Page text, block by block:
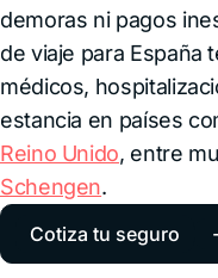
demoras ni pagos
de viaje para España
médicos,
estancia en países
Reino Unido, entre
Schengen.
Cotiza tu seguro